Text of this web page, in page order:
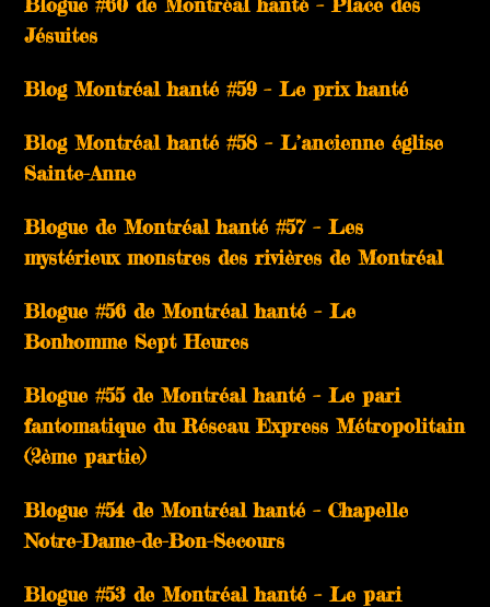
Jésuites
Blog Montréal hanté #59 – Le prix hanté
Blog Montréal hanté #58 – L’ancienne église
Sainte-Anne
Blogue de Montréal hanté #57 – Les
mystérieux monstres des rivières de Montréal
Blogue #56 de Montréal hanté – Le
Bonhomme Sept Heures
Blogue #55 de Montréal hanté – Le pari
fantomatique du Réseau Express Métropolitain
(2ème partie)
Blogue #54 de Montréal hanté – Chapelle
Notre-Dame-de-Bon-Secours
Blogue #53 de Montréal hanté – Le pari